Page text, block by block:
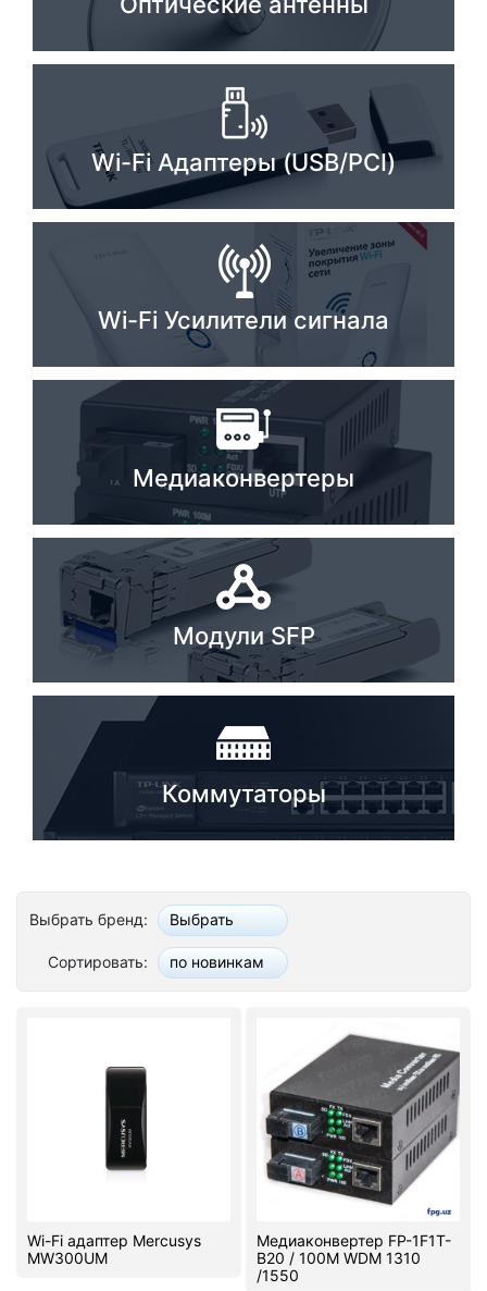
Digital Signage
Компьютеры Fujitsu
Комплектующие ПК
Wi-Fi Адаптеры (USB/PCI)
Wi-Fi Усилители сигнала
Медиаконвертеры
Модули SFP
Коммутаторы
Выбрать бренд: Выбрать
Сортировать: по новинкам
Wi-Fi адаптер Mercusys
MW300UM
Медиаконвертер FP-1F1T-
B20 / 100M WDM 1310
/1550